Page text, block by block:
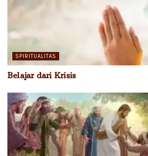
SPIRITUALITAS
Belajar dari Krisis